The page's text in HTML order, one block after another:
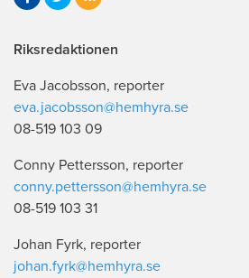
Riksredaktionen
Eva Jacobsson, reporter
eva.jacobsson@hemhyra.se
08-519 103 09
Conny Pettersson, reporter
conny.pettersson@hemhyra.se
08-519 103 31
Johan Fyrk, reporter
johan.fyrk@hemhyra.se